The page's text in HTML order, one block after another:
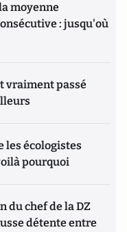
moyenne
: jusqu'où
vraiment passé
les écologistes
pourquoi
du chef de la DZ
détente entre